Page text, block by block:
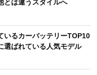
とは違うスタイルへ
いるカーバッテリーTOP10
選ばれている人気モデル